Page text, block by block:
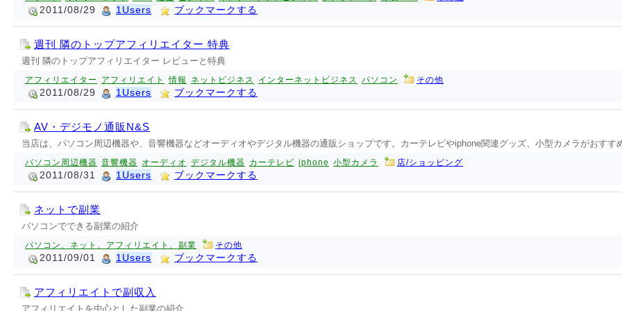
2011/08/29 1Users ブックマークする
週刊 隣のトップアフィリエイター 特典
週刊 隣のトップアフィリエイター レビューと特典
アフィリエイター アフィリエイト 情報 ネットビジネス インターネットビジネス パソコン その他
2011/08/29 1Users ブックマークする
AV・デジモノ通販N&S
当店は、パソコン周辺機器や、音響機器などオーディオやデジタル機器の通販ショップです。カーテレビやiphone関連グッズ、小型カメラがおすす
パソコン周辺機器 音響機器 オーディオ デジタル機器 カーテレビ iphone 小型カメラ 店/ショッピング
2011/08/31 1Users ブックマークする
ネットで副業
パソコンでできる副業の紹介
パソコン、ネット、アフィリエイト、副業 その他
2011/09/01 1Users ブックマークする
アフィリエイトで副収入
アフィリエイトを中心とした副業の紹介